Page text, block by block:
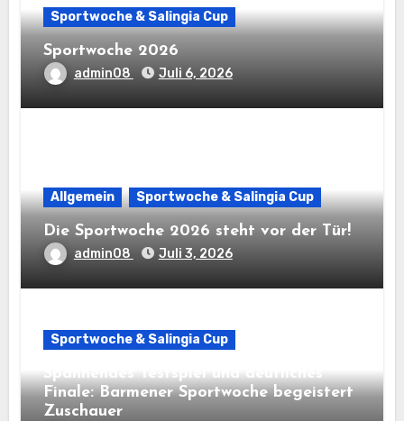
Sportwoche & Salingia Cup
Sportwoche 2026
admin08 Juli 6, 2026
Allgemein Sportwoche & Salingia Cup
Die Sportwoche 2026 steht vor der Tür!
admin08 Juli 3, 2026
Sportwoche & Salingia Cup
Spannendes Testspiel und deutliches
Finale: Barmener Sportwoche begeistert
Zuschauer